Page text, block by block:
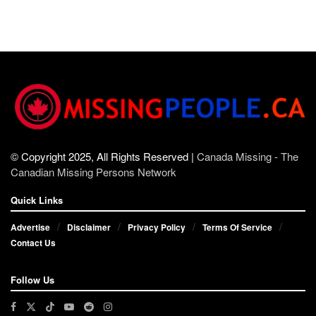
© Copyright 2025, All Rights Reserved | Canada Missing - The
Canadian Missing Persons Network
Quick Links
Advertise Disclaimer Privacy Policy
Terms Of Service
Contact Us
Follow Us